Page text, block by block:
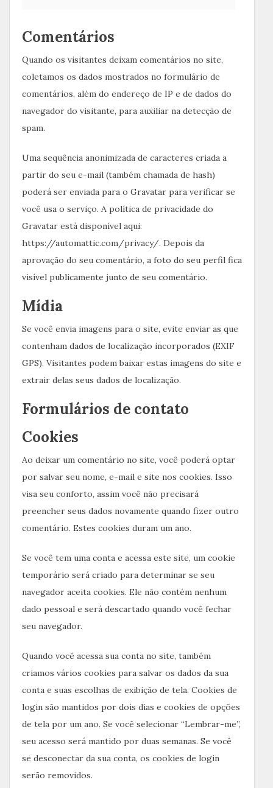
Comentários
Quando os visitantes deixam comentários no site,
coletamos os dados mostrados no formulário de
comentários, além do endereço de IP e de dados do
navegador do visitante, para auxiliar na detecção de
spam.
Uma sequência anonimizada de caracteres criada a
partir do seu e-mail (também chamada de hash)
poderá ser enviada para o Gravatar para verificar se
você usa o serviço. A política de privacidade do
Gravatar está disponível aqui:
https://automattic.com/privacy/. Depois da
aprovação do seu comentário, a foto do seu perfil fica
visível publicamente junto de seu comentário.
Mídia
Se você envia imagens para o site, evite enviar as que
contenham dados de localização incorporados (EXIF
GPS). Visitantes podem baixar estas imagens do site e
extrair delas seus dados de localização.
Formulários de contato
Cookies
Ao deixar um comentário no site, você poderá optar
por salvar seu nome, e-mail e site nos cookies. Isso
visa seu conforto, assim você não precisará
preencher seus dados novamente quando fizer outro
comentário. Estes cookies duram um ano.
Se você tem uma conta e acessa este site, um cookie
temporário será criado para determinar se seu
navegador aceita cookies. Ele não contém nenhum
dado pessoal e será descartado quando você fechar
seu navegador.
Quando você acessa sua conta no site, também
criamos vários cookies para salvar os dados da sua
conta e suas escolhas de exibição de tela. Cookies de
login são mantidos por dois dias e cookies de opções
de tela por um ano. Se você selecionar “Lembrar-me”,
seu acesso será mantido por duas semanas. Se você
se desconectar da sua conta, os cookies de login
serão removidos.